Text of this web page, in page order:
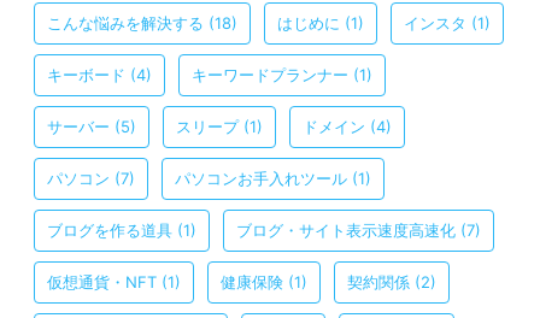
こんな悩みを解決する (18) はじめに (1) インスタ (1)
キーボード (4) キーワードプランナー (1)
サーバー (5) スリープ(1) ドメイン (4)
パソコン (7) パソコンお手入れツール (1)
ブログを作る道具 (1) ブログ・サイト表示速度高速化 (7)
仮想通貨・NFT (1) 健康保険 (1) 契約関係 (2)